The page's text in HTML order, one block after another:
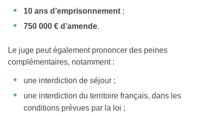
10 ans d’emprisonnement ;
750 000 € d’amende.
Le juge peut également prononcer des peines
complémentaires, notamment :
une interdiction de séjour ;
une interdiction du territoire français, dans les
conditions prévues par la loi ;